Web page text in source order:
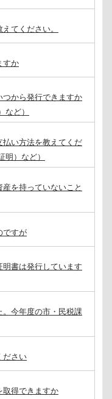
てください。
すか
から発行できますか
ど）
い方法を教えてくだ
）など）
を持っていないこと
ですが
書は発行しています
今年度の市・民税課
ださい
取得できますか